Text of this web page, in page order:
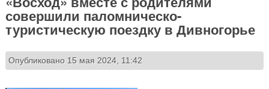
совершили паломническо-
туристическую поездку в Дивногорье
Опубликовано 15 мая 2024, 11:42